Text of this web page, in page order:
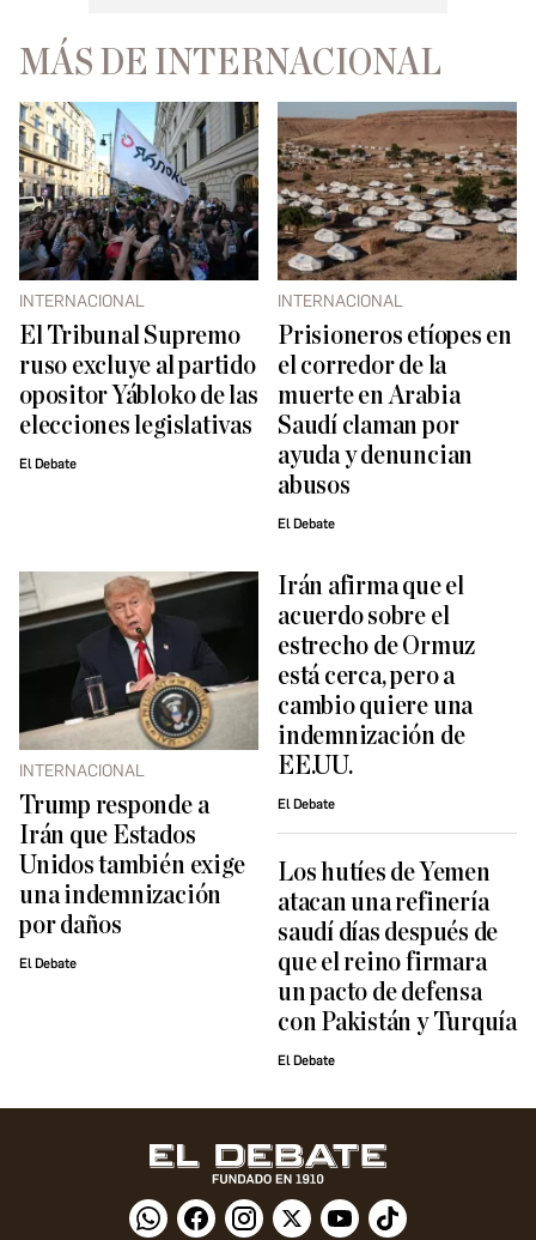
MÁS DE INTERNACIONAL
INTERNACIONAL
El Tribunal Supremo
ruso excluye al partido
opositor Yábloko de las
elecciones legislativas
El Debate
INTERNACIONAL
Prisioneros etíopes en
el corredor de la
muerte en Arabia
Saudí claman por
ayuda y denuncian
abusos
El Debate
INTERNACIONAL
Trump responde a
Irán que Estados
Unidos también exige
una indemnización
por daños
El Debate
Irán afirma que el
acuerdo sobre el
estrecho de Ormuz
está cerca, pero a
cambio quiere una
indemnización de
EE.UU.
El Debate
Los hutíes de Yemen
atacan una refinería
saudí días después de
que el reino firmara
un pacto de defensa
con Pakistán y Turquía
El Debate